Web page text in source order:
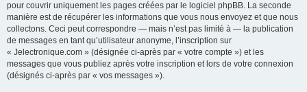
pour couvrir uniquement les pages créées par le logiciel phpBB. La seconde
manière est de récupérer les informations que vous nous envoyez et que nous
collectons. Ceci peut correspondre — mais n’est pas limité à — la publication
de messages en tant qu’utilisateur anonyme, l’inscription sur
« Jelectronique.com » (désignée ci-après par « votre compte ») et les
messages que vous publiez après votre inscription et lors de votre connexion
(désignés ci-après par « vos messages »).